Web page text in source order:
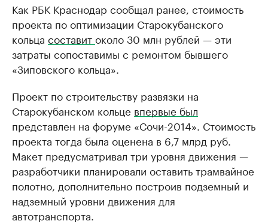
Как РБК Краснодар сообщал ранее, стоимость
проекта по оптимизации Старокубанского
кольца составитоколо 30 млн рублей — эти
затраты сопоставимы с ремонтом бывшего
«Зиповского кольца».
Проект по строительству развязки на
Старокубанском кольце впервые был
представлен на форуме «Сочи-2014». Стоимость
проекта тогда была оценена в 6,7 млрд руб.
Макет предусматривал три уровня движения —
разработчики планировали оставить трамвайное
полотно, дополнительно построив подземный и
надземный уровни движения для
автотранспорта.